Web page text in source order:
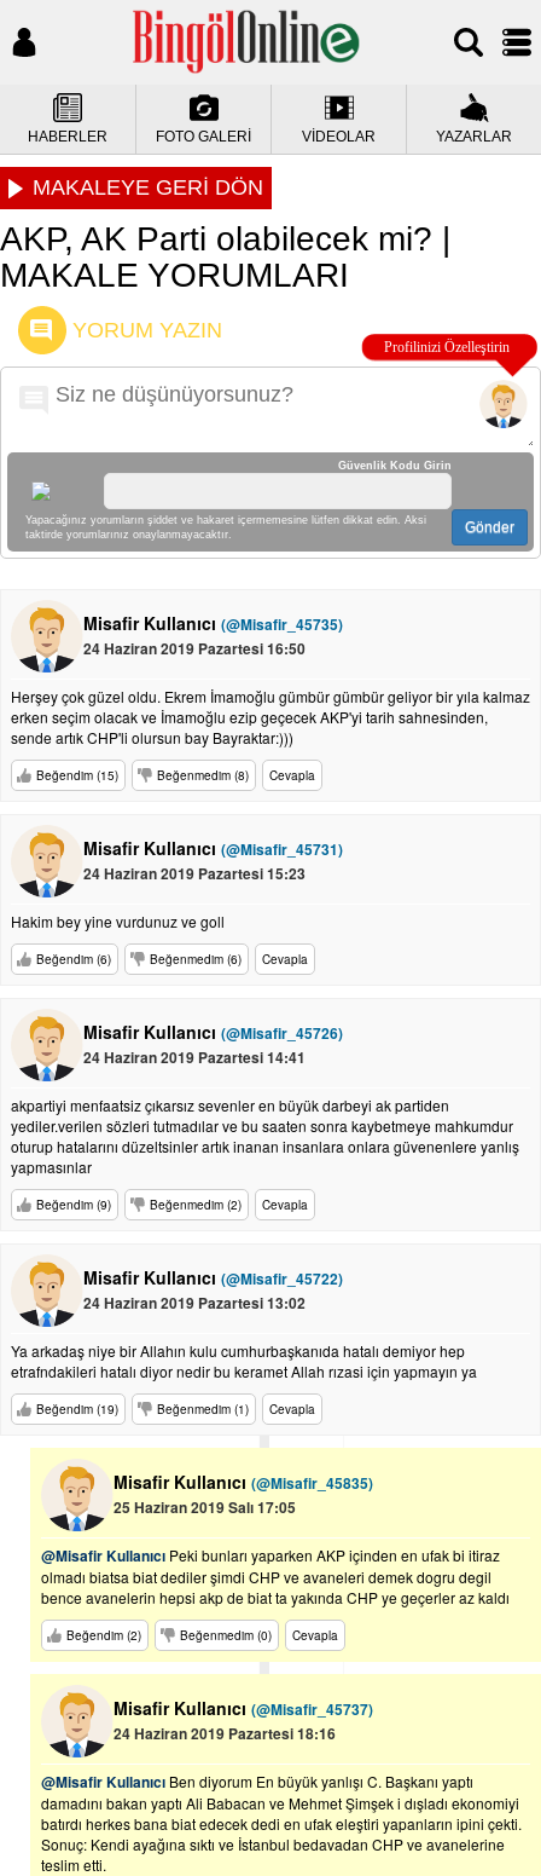
HABERLER FOTO GALERİ VİDEOLAR YAZARLAR
MAKALEYE GERİ DÖN
AKP, AK Parti olabilecek mi? |
MAKALE YORUMLARI
YORUM YAZIN
Güvenlik Kodu Girin
Yapacağınız yorumların şiddet ve hakaret içermemesine lütfen dikkat edin. Aksi
taktirde yorumlarınız onaylanmayacaktır.
Gönder
Misafir Kullanıcı (@Misafir_45735)
24 Haziran 2019 Pazartesi 16:50
Herşey çok güzel oldu. Ekrem İmamoğlu gümbür gümbür geliyor bir yıla kalmaz
erken seçim olacak ve İmamoğlu ezip geçecek AKP'yi tarih sahnesinden,
sende artık CHP'li olursun bay Bayraktar:)))
Beğendim (15) Beğenmedim (8) Cevapla
Misafir Kullanıcı (@Misafir_45731)
24 Haziran 2019 Pazartesi 15:23
Hakim bey yine vurdunuz ve goll
Beğendim (6) Beğenmedim (6) Cevapla
Misafir Kullanıcı (@Misafir_45726)
24 Haziran 2019 Pazartesi 14:41
akpartiyi menfaatsiz çıkarsız sevenler en büyük darbeyi ak partiden
yediler.verilen sözleri tutmadılar ve bu saaten sonra kaybetmeye mahkumdur
oturup hatalarını düzeltsinler artık inanan insanlara onlara güvenenlere yanlış
yapmasınlar
Beğendim (9) Beğenmedim (2) Cevapla
Misafir Kullanıcı (@Misafir_45722)
24 Haziran 2019 Pazartesi 13:02
Ya arkadaş niye bir Allahın kulu cumhurbaşkanıda hatalı demiyor hep
etrafndakileri hatalı diyor nedir bu keramet Allah rızasi için yapmayın ya
Beğendim (19) Beğenmedim (1) Cevapla
Misafir Kullanıcı (@Misafir_45835)
25 Haziran 2019 Salı 17:05
@Misafir Kullanıcı Peki bunları yaparken AKP içinden en ufak bi itiraz
olmadı biatsa biat dediler şimdi CHP ve avaneleri demek dogru degil
bence avanelerin hepsi akp de biat ta yakında CHP ye geçerler az kaldı
Beğendim (2) Beğenmedim (0) Cevapla
Misafir Kullanıcı (@Misafir_45737)
24 Haziran 2019 Pazartesi 18:16
@Misafir Kullanıcı Ben diyorum En büyük yanlışı C. Başkanı yaptı
damadını bakan yaptı Ali Babacan ve Mehmet Şimşek i dışladı ekonomiyi
batırdı herkes bana biat edecek dedi en ufak eleştiri yapanların ipini çekti.
Sonuç: Kendi ayağına sıktı ve İstanbul bedavadan CHP ve avanelerine
teslim etti.